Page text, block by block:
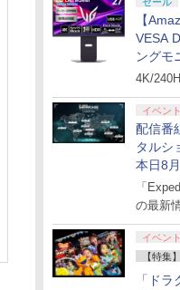
【
VESA
ングモ
4K/
イベント
配信番
タルシ
本日8
「
の最新
イベント
【特集】
「ド